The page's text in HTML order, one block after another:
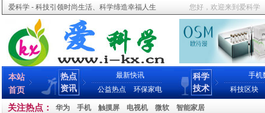
爱科学 - 科技引领时尚生活、科学缔造幸福人生 您好，欢迎来到爱科学
本站
首页
热点
资讯
最新快讯
公益热点
环保家电
科学
技术
手机
科技区块
关注热点： 华为 手机 触摸屏 电视机 微软 智能家居